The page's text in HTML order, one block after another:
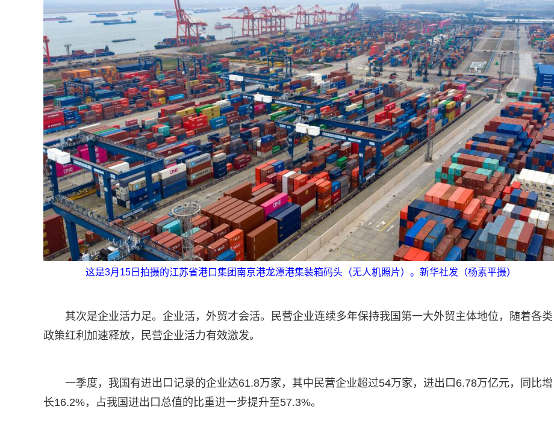
这是3月15日拍摄的江苏省港口集团南京港龙潭港集装箱码头（无人机照片）。新华社发（杨素平摄）
其次是企业活力足。企业活，外贸才会活。民营企业连续多年保持我国第一大外贸主体地位，随着各类
政策红利加速释放，民营企业活力有效激发。
一季度，我国有进出口记录的企业达61.8万家，其中民营企业超过54万家，进出口6.78万亿元，同比增
长16.2%，占我国进出口总值的比重进一步提升至57.3%。